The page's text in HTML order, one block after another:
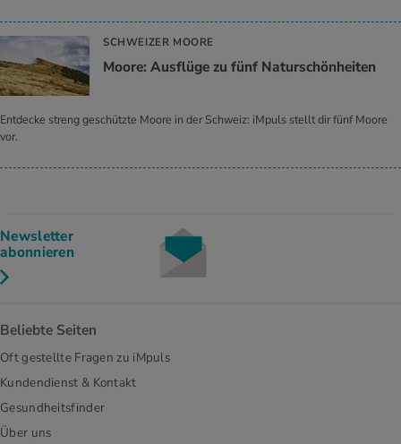
SCHWEIZER MOORE
Moore: Ausflüge zu fünf Naturschönheiten
Entdecke streng geschützte Moore in der Schweiz: iMpuls stellt dir fünf Moore
vor.
Newsletter
abonnieren
Beliebte Seiten
Oft gestellte Fragen zu iMpuls
Kundendienst & Kontakt
Gesundheitsfinder
Über uns